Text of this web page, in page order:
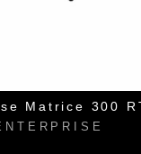
Matrice 300